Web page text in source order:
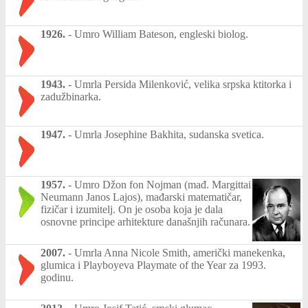
1926. - Umro William Bateson, engleski biolog.
1943. - Umrla Persida Milenković, velika srpska ktitorka i
zadužbinarka.
1947. - Umrla Josephine Bakhita, sudanska svetica.
1957. - Umro Džon fon Nojman (mađ. Margittai
Neumann Janos Lajos), mađarski matematičar,
fizičar i izumitelj. On je osoba koja je dala
osnovne principe arhitekture današnjih računara.
2007. - Umrla Anna Nicole Smith, američki manekenka,
glumica i Playboyeva Playmate of the Year za 1993.
godinu.